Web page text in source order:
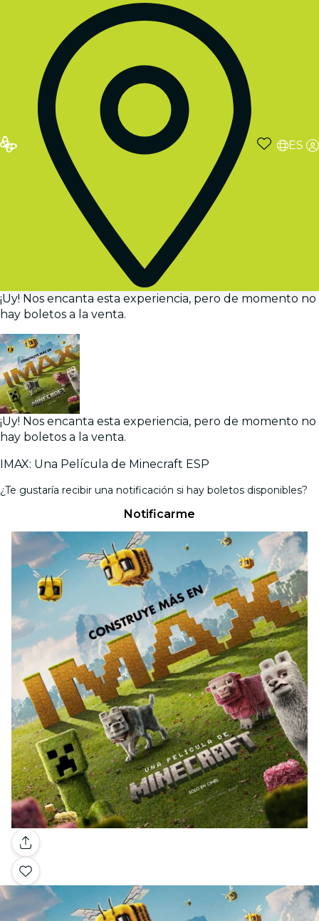
ES
¡Uy! Nos encanta esta experiencia, pero de momento no
hay boletos a la venta.
¡Uy! Nos encanta esta experiencia, pero de momento no
hay boletos a la venta.
IMAX: Una Película de Minecraft ESP
¿Te gustaría recibir una notificación si hay boletos disponibles?
Notificarme